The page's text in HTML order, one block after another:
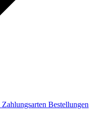
Zahlungsarten Bestellungen